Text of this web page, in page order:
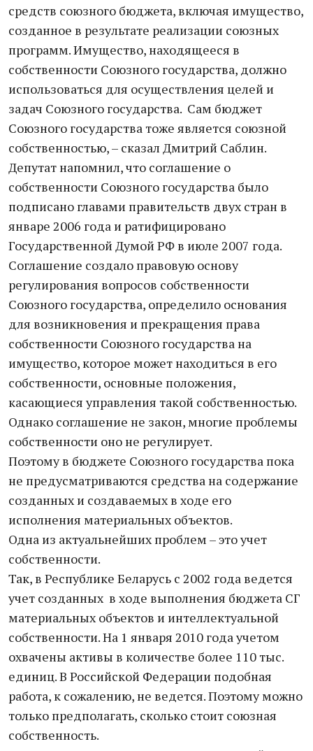
средств союзного бюджета, включая имущество,
созданное в результате реализации союзных
программ. Имущество, находящееся в
собственности Союзного государства, должно
использоваться для осуществления целей и
задач Союзного государства. Сам бюджет
Союзного государства тоже является союзной
собственностью, – сказал Дмитрий Саблин.
Депутат напомнил, что соглашение о
собственности Союзного государства было
подписано главами правительств двух стран в
январе 2006 года и ратифицировано
Государственной Думой РФ в июле 2007 года.
Соглашение создало правовую основу
регулирования вопросов собственности
Союзного государства, определило основания
для возникновения и прекращения права
собственности Союзного государства на
имущество, которое может находиться в его
собственности, основные положения,
касающиеся управления такой собственностью.
Однако соглашение не закон, многие проблемы
собственности оно не регулирует.
Поэтому в бюджете Союзного государства пока
не предусматриваются средства на содержание
созданных и создаваемых в ходе его
исполнения материальных объектов.
Одна из актуальнейших проблем – это учет
собственности.
Так, в Республике Беларусь с 2002 года ведется
учет созданных в ходе выполнения бюджета СГ
материальных объектов и интеллектуальной
собственности. На 1 января 2010 года учетом
охвачены активы в количестве более 110 тыс.
единиц. В Российской Федерации подобная
работа, к сожалению, не ведется. Поэтому можно
только предполагать, сколько стоит союзная
собственность.